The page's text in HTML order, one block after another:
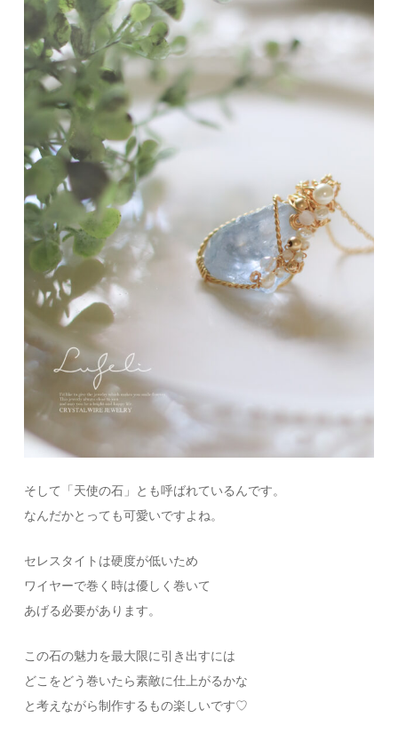
そして「天使の石」とも呼ばれているんです。
なんだかとっても可愛いですよね。
セレスタイトは硬度が低いため
ワイヤーで巻く時は優しく巻いて
あげる必要があります。
この石の魅力を最大限に引き出すには
どこをどう巻いたら素敵に仕上がるかな
と考えながら制作するもの楽しいです♡